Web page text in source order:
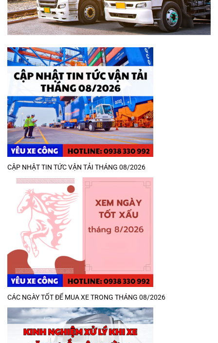
CẬP NHẬT TIN TỨC VẬN TẢI THÁNG 08/2026
CÁC NGÀY TỐT ĐỂ MUA XE TRONG THÁNG 08/2026